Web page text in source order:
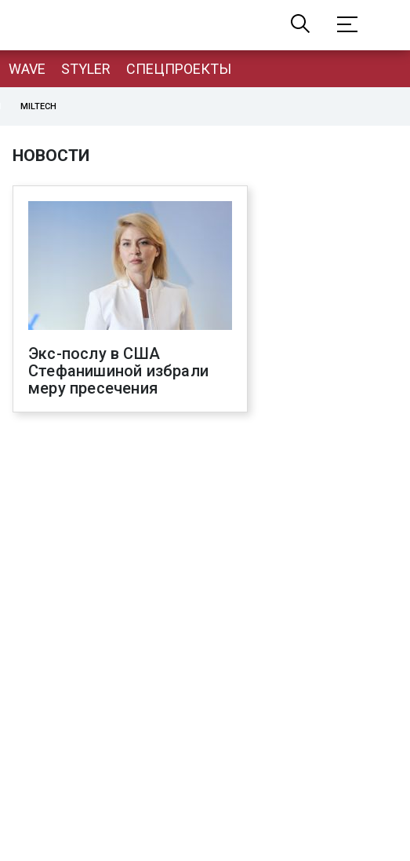
WAVE STYLER СПЕЦПРОЕКТЫ
MILTECH
НОВОСТИ
Экс-послу в США
Стефанишиной избрали
меру пресечения